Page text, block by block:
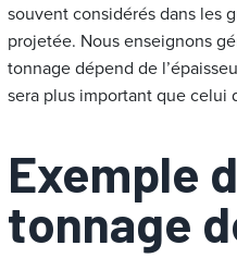
souvent considérés dans les
projetée. Nous enseignons
tonnage dépend de
sera plus important que celui
Exemple
tonnage